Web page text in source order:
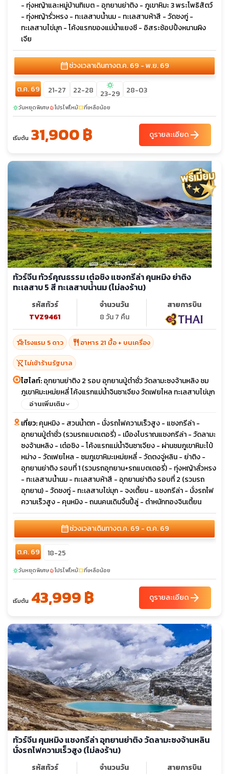
- ทุ่งหญ้าและหมู่บ้านทิเบต - อุทยานย่าติง - ภูเขาหิมะ 3 พระโพธิสัตว์
- ทุ่งหญ้ารั่วหรง - ทะเลสาบน้ำนม - ทะเลสาบห้าสี - วัดชงกู่ -
ทะเลสาบไข่มุก - โค้งแรกของแม่น้ำแยงซี - อิสระช้อปปิ้งหนานผิง
เจีย
calendar_monthช่วงเวลาเดินทางต.ค. 69 - พ.ย. 69
ต.ค. 69 21-27 22-28 sunny
23-29 28-03
sunnyวันหยุดพิเศษlocal_fire_departmentโปรไฟไหม้confirmation_numberที่เหลือน้อย
เริ่มต้น 31,900 ฿ ดูรายละเอียดarrow_forward
ทัวร์จีน ทัวร์คุณธรรม เต๋อชิง แชงกรีล่า คุนหมิง ย่าติง
ทะเลสาบ 5 สี ทะเลสาบน้ำนม (ไม่ลงร้าน)
รหัสทัวร์
TVZ9461
จำนวนวัน
8 วัน 7 คืน
สายการบิน
hotel_classโรงแรม 5 ดาว restaurant อาหาร 21 มื้อ + บนเครื่อง
shopping_cart_offไม่เข้าร้านรัฐบาล
ไฮไลท์:อุทยานย่าติง 2 รอบ อุทยานปู่ตำชั่ว วัดลามะซงจ้านหลิง ชม
ภูเขาหิมะเหม่ยหลี่ โค้งแรกแม่นํ้าจินซาเจียง วัดเฟยไหล ทะเลสาบไข่มุก
เมืองโบราณแชงกรีล่า นั่งรถไฟความเร็วสูง ถนนคนเดินจิ้นปี้ลู่
อ่านเพิ่มเติม
เที่ยว:คุนหมิง - สวนนํ้าตก - นั่งรถไฟความเร็วสูง - แชงกรีล่า -
อุทยานปู่ตำชั่ว (รวมรถแบตเตอรี่) - เมืองโบราณแชงกรีล่า - วัดลามะ
ซงจ้านหลิง - เต๋อชิง - โค้งแรกแม่นํ้าจินซาเจียง - ผ่านชมภูเขาหิมะไป๋
หม่าง - วัดเฟยไหล - ชมภูเขาหิมะเหม่ยหลี่ - วัดตงจู่หลิน - ย่าติง -
อุทยานย่าติง รอบที่ 1 (รวมรถอุทยาน+รถแบตเตอรี่) - ทุ่งหญ้าลั่วหรง
- ทะเลสาบนํ้านม - ทะเลสาบห้าสี - อุทยานย่าติง รอบที่ 2 (รวมรถ
อุทยาน) - วัดชงกู่ - ทะเลสาบไข่มุก - จงเตี้ยน - แชงกรีล่า - นั่งรถไฟ
ความเร็วสูง - คุนหมิง - ถนนคนเดินจิ้นปี้ลู่ - ตำหนักทองจินเตี้ยน
calendar_monthช่วงเวลาเดินทางต.ค. 69 - ต.ค. 69
ต.ค. 69 18-25
sunnyวันหยุดพิเศษlocal_fire_departmentโปรไฟไหม้confirmation_numberที่เหลือน้อย
เริ่มต้น 43,999 ฿ ดูรายละเอียดarrow_forward
ทัวร์จีน คุนหมิง แชงกรีล่า อุทยานย่าติง วัดลามะซงจ้านหลิน
นั่งรถไฟความเร็วสูง (ไม่ลงร้าน)
รหัสทัวร์
จำนวนวัน
สายการบิน